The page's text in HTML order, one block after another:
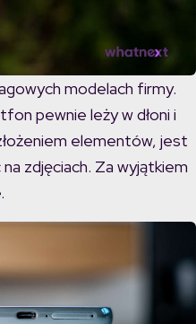
modelach firmy.
pewnie leży w dłoni i
elementów, jest
zdjęciach. Za wyjątkiem